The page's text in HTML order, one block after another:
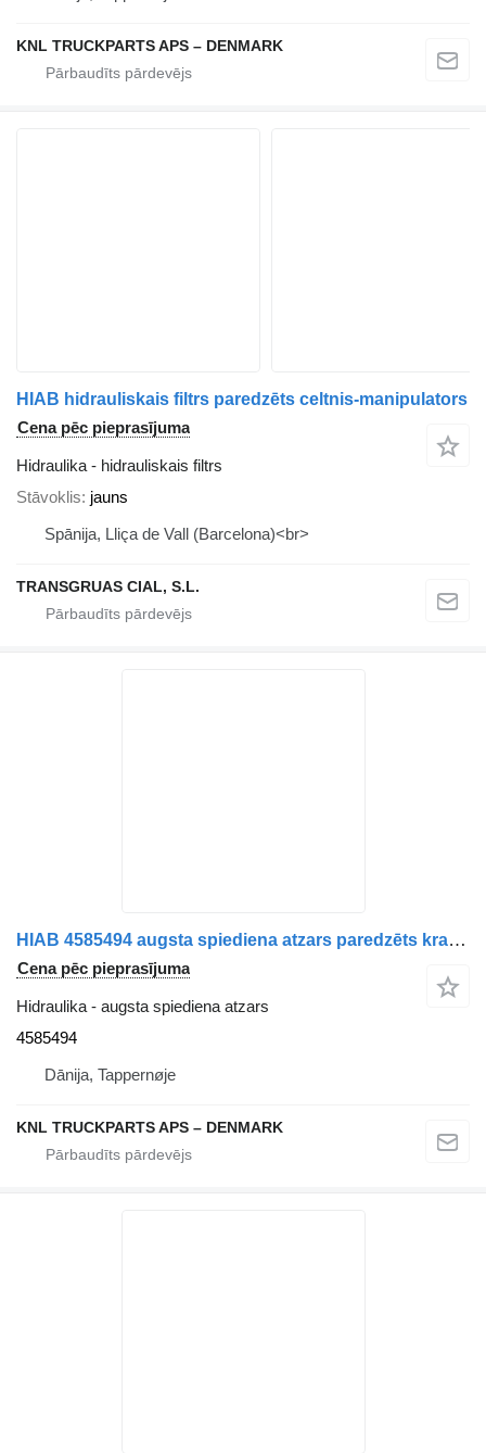
KNL TRUCKPARTS APS – DENMARK
HIAB hidrauliskais filtrs paredzēts celtnis-manipulators
Cena pēc pieprasījuma
Hidraulika - hidrauliskais filtrs
Stāvoklis jauns
Spānija, Lliça de Vall (Barcelona)<br>
TRANSGRUAS CIAL, S.L.
HIAB 4585494 augsta spiediena atzars paredzēts kravas automašīnas
Cena pēc pieprasījuma
Hidraulika - augsta spiediena atzars
4585494
Dānija, Tappernøje
KNL TRUCKPARTS APS – DENMARK